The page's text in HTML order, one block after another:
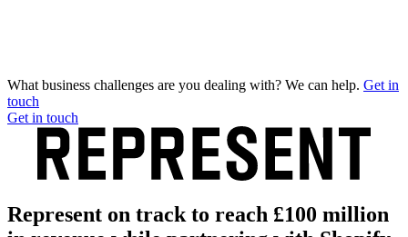
What business challenges are you dealing with? We can help. Get in
touch
Get in touch
Represent on track to reach £100 million